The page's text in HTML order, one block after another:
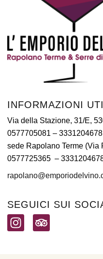
INFORMAZIONI
Via della Stazione, 31/E,
0577705081 – 3331204678
sede Rapolano Terme (Via
0577725365 –
SEGUICI SUI